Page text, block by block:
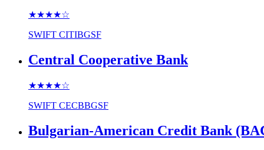
★★★★☆
SWIFT CITIBGSF
Central Cooperative Bank
★★★★☆
SWIFT CECBBGSF
Bulgarian-American Credit Bank